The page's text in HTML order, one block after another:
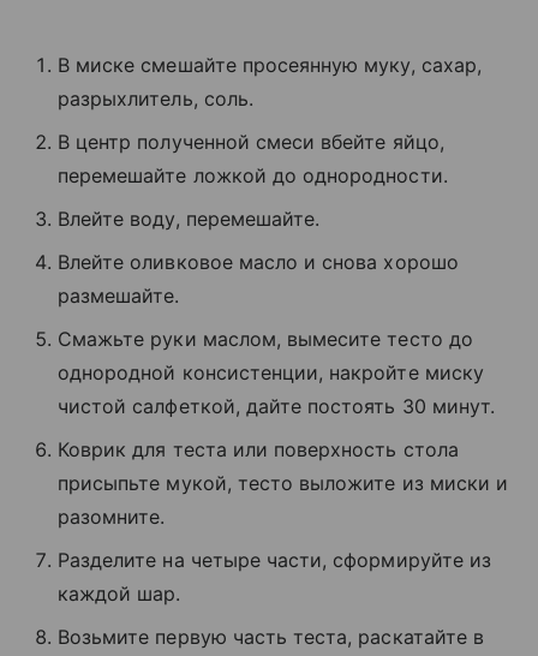
В миске смешайте просеянную муку, сахар,
разрыхлитель, соль.
В центр полученной смеси вбейте яйцо,
перемешайте ложкой до однородности.
Влейте воду, перемешайте.
Влейте оливковое масло и снова хорошо
размешайте.
Смажьте руки маслом, вымесите тесто до
однородной консистенции, накройте миску
чистой салфеткой, дайте постоять 30 минут.
Коврик для теста или поверхность стола
присыпьте мукой, тесто выложите из миски и
разомните.
Разделите на четыре части, сформируйте из
каждой шар.
Возьмите первую часть теста, раскатайте в